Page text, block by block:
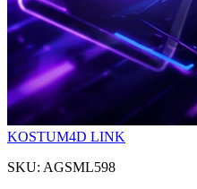
KOSTUM4D LINK
SKU: AGSML598